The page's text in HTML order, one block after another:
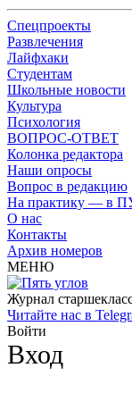
Спецпроекты
Развлечения
Лайфхаки
Студентам
Школьные новости
Культура
Психология
ВОПРОС-ОТВЕТ
Колонка редактора
Наши опросы
Вопрос в редакцию
На практику — в
О нас
Контакты
Архив номеров
МЕНЮ
Журнал
Читайте нас в
Войти
Вход